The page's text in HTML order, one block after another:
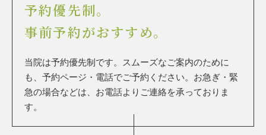
予約優先制。
事前予約がおすすめ。
当院は予約優先制です。スムーズなご案内のために
も、予約ページ・電話でご予約ください。お急ぎ・緊
急の場合などは、お電話よりご連絡を承っておりま
す。